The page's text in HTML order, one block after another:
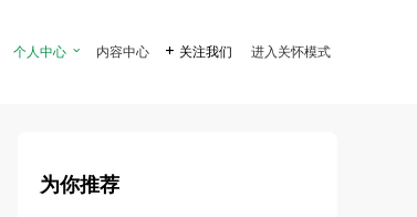
个人中心  内容中心  关注我们 进入关怀模式
为你推荐